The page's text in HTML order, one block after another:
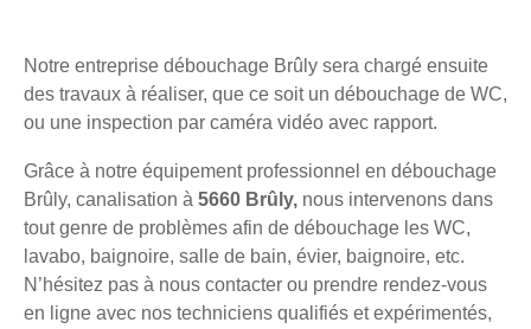
Notre entreprise débouchage Brûly sera chargé ensuite
des travaux à réaliser, que ce soit un débouchage de WC,
ou une inspection par caméra vidéo avec rapport.
Grâce à notre équipement professionnel en débouchage
Brûly, canalisation à 5660 Brûly, nous intervenons dans
tout genre de problèmes afin de débouchage les WC,
lavabo, baignoire, salle de bain, évier, baignoire, etc.
N’hésitez pas à nous contacter ou prendre rendez-vous
en ligne avec nos techniciens qualifiés et expérimentés,